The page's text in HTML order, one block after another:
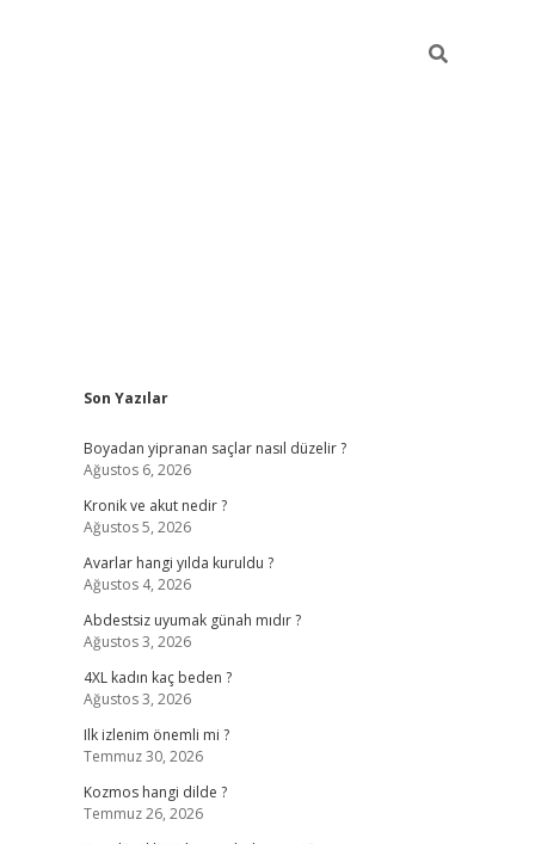
Sidebar
Son Yazılar
Boyadan yipranan saçlar nasıl düzelir ?
Ağustos 6, 2026
Kronik ve akut nedir ?
Ağustos 5, 2026
Avarlar hangi yılda kuruldu ?
Ağustos 4, 2026
Abdestsiz uyumak günah mıdır ?
Ağustos 3, 2026
4XL kadın kaç beden ?
Ağustos 3, 2026
Ilk izlenim önemli mi ?
Temmuz 30, 2026
Kozmos hangi dilde ?
Temmuz 26, 2026